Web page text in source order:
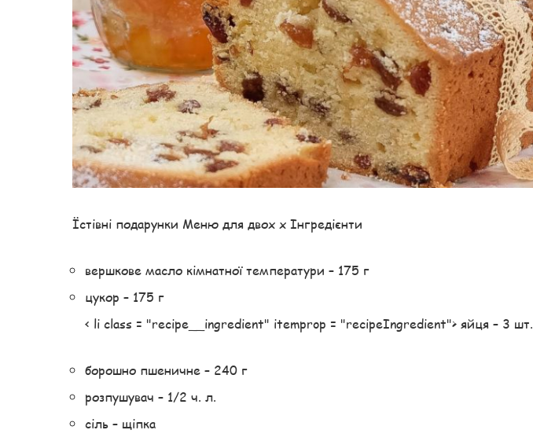
Їстівні подарунки Меню для двох x Інгредієнти
вершкове масло кімнатної температури – 175 г
цукор – 175 г
< li class = "recipe__ingredient" itemprop = "recipeIngredient"> яйця – 3 шт.
борошно пшеничне – 240 г
розпушувач – 1/2 ч. л.
сіль – щіпка